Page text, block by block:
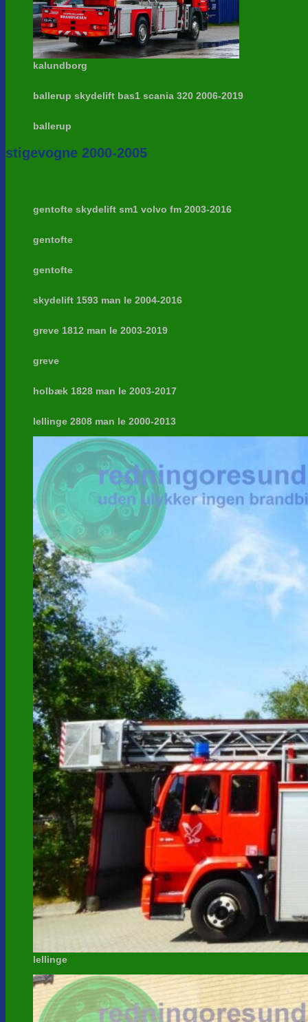
kalundborg
ballerup skydelift bas1 scania 320 2006-2019
ballerup
stigevogne 2000-2005
gentofte skydelift sm1 volvo fm 2003-2016
gentofte
gentofte
skydelift 1593 man le 2004-2016
greve 1812 man le 2003-2019
greve
holbæk 1828 man le 2003-2017
lellinge 2808 man le 2000-2013
lellinge